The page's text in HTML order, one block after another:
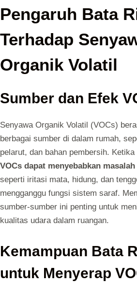
Pengaruh Bata
Terhadap
Organik Volatil
Sumber dan Efek
Senyawa Organik Volatil (VOCs)
berbagai sumber di dalam rumah,
pelarut, dan bahan pembersih. Ketika
VOCs dapat menyebabkan
seperti iritasi mata, hidung, dan
mengganggu fungsi sistem saraf.
sumber-sumber ini penting untuk
kualitas udara dalam ruangan.
Kemampuan Bata
untuk Menyerap